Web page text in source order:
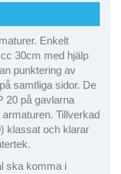
Enkelt
30cm med hjälp
punktering av
samtliga sidor. De
20 på gavlarna
Tillverkad
klassat och klarar
ska komma i